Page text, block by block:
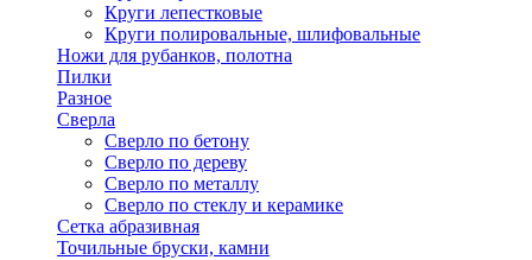
Круги лепестковые
Круги полировальные, шлифовальные
Ножи для рубанков, полотна
Пилки
Разное
Сверла
Сверло по бетону
Сверло по дереву
Сверло по металлу
Сверло по стеклу и керамике
Сетка абразивная
Точильные бруски, камни